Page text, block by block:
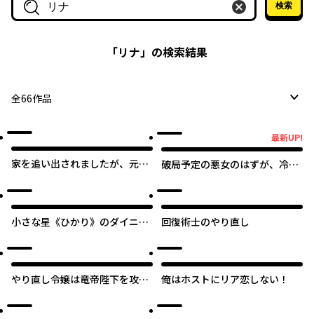
作品名・作家名で探す
検索
「リナ」の検索結果
全66作品
家を追い出されましたが、元気
法と前世知識で快適便利なセカ
ンドライフ！~
最新UP!
破局予定の悪女のはずが、冷徹
小さな星《ひかり》のダイニン
回復術士のやり直し
やり直し令嬢は竜帝陛下を攻略
俺はホストにリア恋しない！